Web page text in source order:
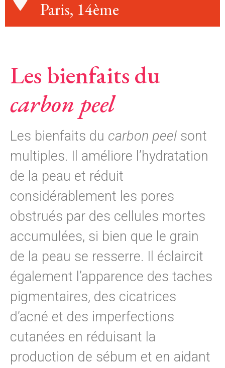
Paris, 14ème
Les bienfaits du
carbon peel
Les bienfaits du carbon peel sont
multiples. Il améliore l’hydratation
de la peau et réduit
considérablement les pores
obstrués par des cellules mortes
accumulées, si bien que le grain
de la peau se resserre. Il éclaircit
également l’apparence des taches
pigmentaires, des cicatrices
d’acné et des imperfections
cutanées en réduisant la
production de sébum et en aidant